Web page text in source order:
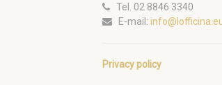
Tel. 02 8846 3340
E-mail:
Privacy policy